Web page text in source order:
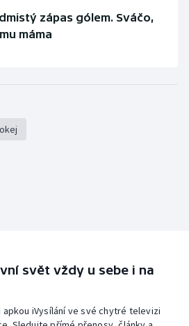
zápas gólem. Sváčo,
máma
svět vždy u sebe i na
apkou iVysílání ve své chytré televizi